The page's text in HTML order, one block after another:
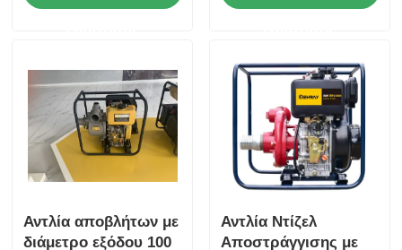
μανομετρικό ύψος 16
επεξεργασίας
λυμάτων
την ενίσχυση της
εργασίες διαχείρισης
Αντλία αποβλήτων με
διάμετρο εξόδου 100
Αντλία Ντίζελ
Αποστράγγισης με